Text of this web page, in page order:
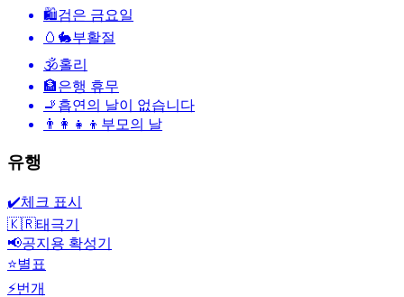
🛍검은 금요일
🥚🐇부활절
🕉홀리
🏦은행 휴무
🚬 흡연의 날이 없습니다
👨‍👩‍👧‍👦 부모의 날
유행
✔️체크 표시
🇰🇷태극기
📢공지용 확성기
⭐별표
⚡번개